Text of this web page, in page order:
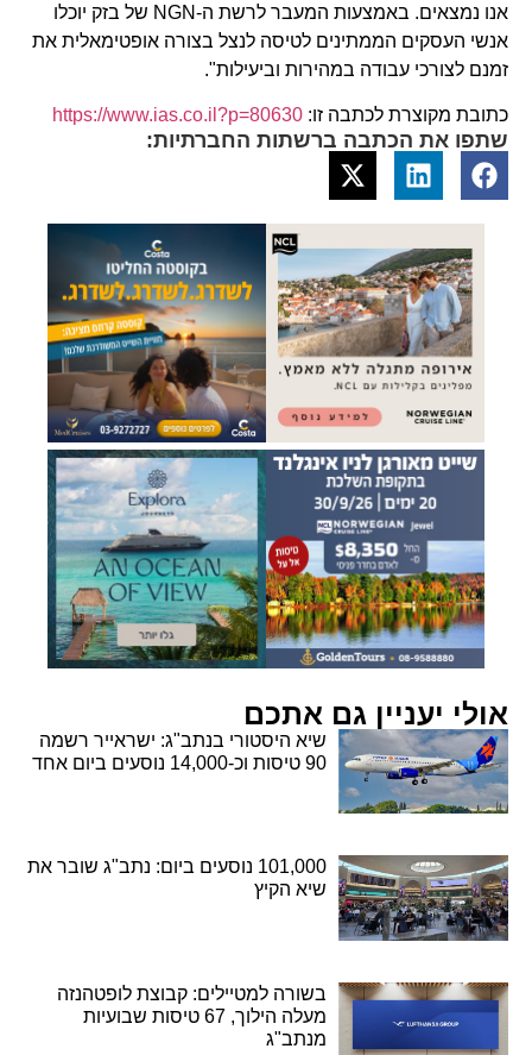
אנו נמצאים. באמצעות המעבר לרשת ה-NGN של בזק יוכלו
אנשי העסקים הממתינים לטיסה לנצל בצורה אופטימאלית את
זמנם לצורכי עבודה במהירות וביעילות".
כתובת מקוצרת לכתבה זו: https://www.ias.co.il?p=80630
שתפו את הכתבה ברשתות החברתיות:
אולי יעניין גם אתכם
שיא היסטורי בנתב"ג: ישראייר רשמה
90 טיסות וכ-14,000 נוסעים ביום אחד
101,000 נוסעים ביום: נתב"ג שובר את
שיא הקיץ
בשורה למטיילים: קבוצת לופטהנזה
מעלה הילוך, 67 טיסות שבועיות
מנתב"ג